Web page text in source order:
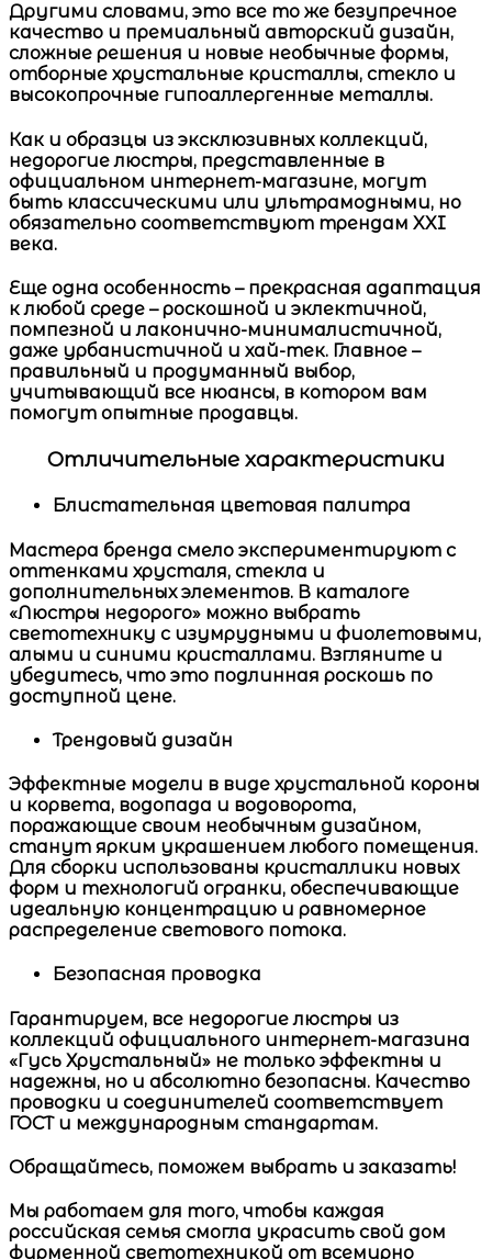
Другими словами, это все то же безупречное
качество и премиальный авторский дизайн,
сложные решения и новые необычные формы,
отборные хрустальные кристаллы, стекло и
высокопрочные гипоаллергенные металлы.
Как и образцы из эксклюзивных коллекций,
недорогие люстры, представленные в
официальном интернет-магазине, могут
быть классическими или ультрамодными, но
обязательно соответствуют трендам XXI
века.
Еще одна особенность – прекрасная адаптация
к любой среде – роскошной и эклектичной,
помпезной и лаконично-минималистичной,
даже урбанистичной и хай-тек. Главное –
правильный и продуманный выбор,
учитывающий все нюансы, в котором вам
помогут опытные продавцы.
Отличительные характеристики
Блистательная цветовая палитра
Мастера бренда смело экспериментируют с
оттенками хрусталя, стекла и
дополнительных элементов. В каталоге
«Люстры недорого» можно выбрать
светотехнику с изумрудными и фиолетовыми,
алыми и синими кристаллами. Взгляните и
убедитесь, что это подлинная роскошь по
доступной цене.
Трендовый дизайн
Эффектные модели в виде хрустальной короны
и корвета, водопада и водоворота,
поражающие своим необычным дизайном,
станут ярким украшением любого помещения.
Для сборки использованы кристаллики новых
форм и технологий огранки, обеспечивающие
идеальную концентрацию и равномерное
распределение светового потока.
Безопасная проводка
Гарантируем, все недорогие люстры из
коллекций официального интернет-магазина
«Гусь Хрустальный» не только эффектны и
надежны, но и абсолютно безопасны. Качество
проводки и соединителей соответствует
ГОСТ и международным стандартам.
Обращайтесь, поможем выбрать и заказать!
Мы работаем для того, чтобы каждая
российская семья смогла украсить свой дом
фирменной светотехникой от всемирно